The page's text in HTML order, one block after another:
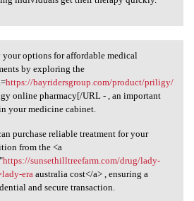
options for
your options for affordable medical
by exploring the
https://bayridersgroup.com/product/priligy/
online pharmacy[/URL - , an important
your medicine cabinet.
purchase reliable treatment for your
from the <a
https://sunsethilltreefarm.com/drug/lady-
era australia cost</a> , ensuring a
and secure transaction.